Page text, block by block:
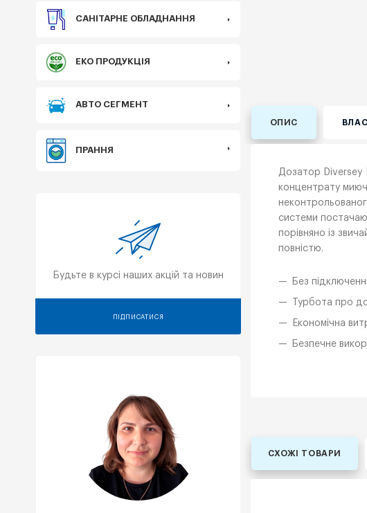
ОПИС
Дозатор Diversey
концентрату
системи
порівняно із
повністю.
Без
Турбота про
Економічна
Безпечне
СХОЖІ ТОВАРИ
САНІТАРНЕ ОБЛАДНАННЯ
ЕКО ПРОДУКЦІЯ
АВТО СЕГМЕНТ
ПРАННЯ
Будьте в курсі наших акцій та новин
ПІДПИСАТИСЯ